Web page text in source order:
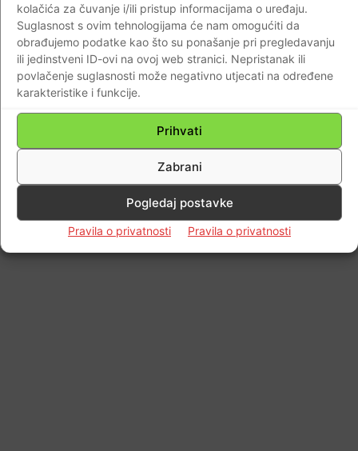
kolačića za čuvanje i/ili pristup informacijama o uređaju.
Suglasnost s ovim tehnologijama će nam omogućiti da
obrađujemo podatke kao što su ponašanje pri pregledavanju
ili jedinstveni ID-ovi na ovoj web stranici. Nepristanak ili
povlačenje suglasnosti može negativno utjecati na određene
karakteristike i funkcije.
Prihvati
Zabrani
Pogledaj postavke
Pravila o privatnosti Pravila o privatnosti
Impressum Kontaktirajte nas Pravila o privatnosti
© Newspaper WordPress Theme by TagDiv